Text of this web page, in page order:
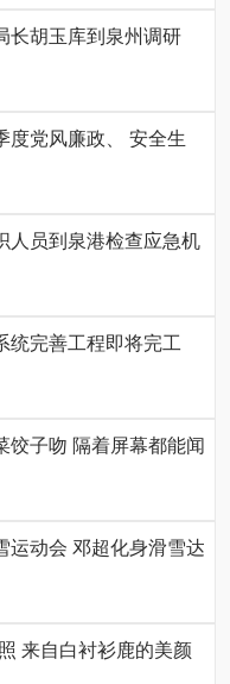
长胡玉库到泉州调研
度党风廉政、 安全生
人员到泉港检查应急机
统完善工程即将完工
饺子吻 隔着屏幕都能闻
运动会 邓超化身滑雪达
来自白衬衫鹿的美颜